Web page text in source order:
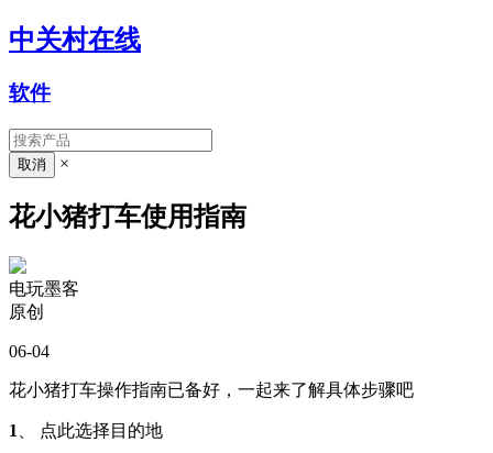
中关村在线
软件
×
花小猪打车使用指南
电玩墨客
原创
06-04
花小猪打车操作指南已备好，一起来了解具体步骤吧
1 、 点此选择目的地